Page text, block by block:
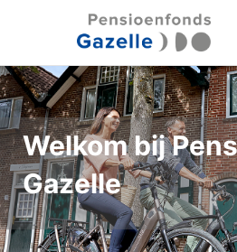
Welkom bij
Gazelle